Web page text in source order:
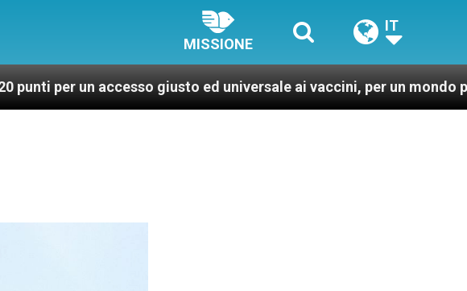
MISSIONE
IT
giusto ed universale ai vaccini, per un mondo più sano e